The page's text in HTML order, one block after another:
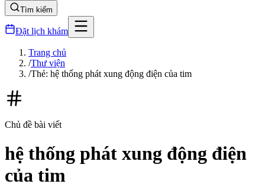
Tìm kiếm
Đặt lịch khám
Trang chủ
/Thư viện
/Thẻ: hệ thống phát xung động điện của tim
Chủ đề bài viết
hệ thống phát xung động điện
của tim